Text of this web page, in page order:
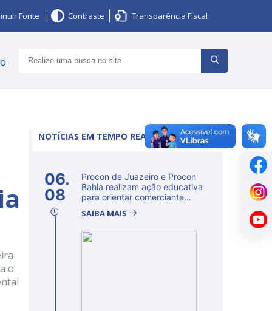
Fonte Contraste Transparência Fiscal
o
NOTÍCIAS EM TEMPO REAL
06.
08
Procon de Juazeiro e Procon
Bahia realizam ação educativa
para orientar comerciante...
SAIBA MAIS